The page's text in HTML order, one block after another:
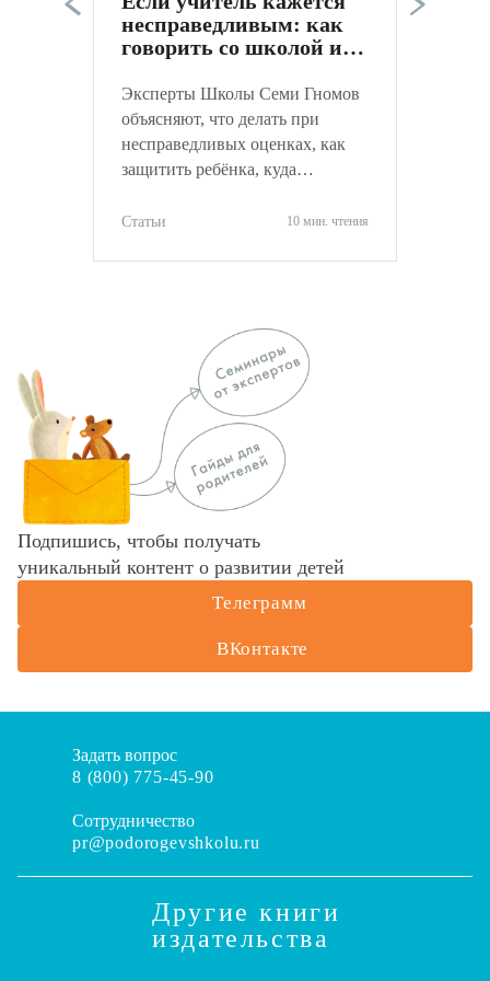
несправедливым: как
говорить со школой и
Эксперты Школы Семи Гномов
объясняют, что делать при
несправедливых оценках, как
защитить ребёнка, куда
оценить ситуацию.
Статьи 10 мин. чтения
Подпишись, чтобы получать
уникальный контент о развитии детей
Телеграмм
ВКонтакте
Задать вопрос
8 (800) 775-45-90
Сотрудничество
pr@podorogevshkolu.ru
Другие книги
издательства